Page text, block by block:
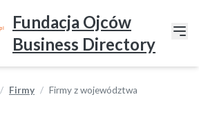
Fundacja Ojców
Business Directory
Firmy Firmy z województwa